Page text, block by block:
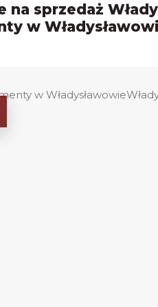
na sprzedaż
w